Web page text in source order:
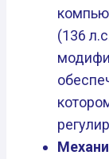
(136